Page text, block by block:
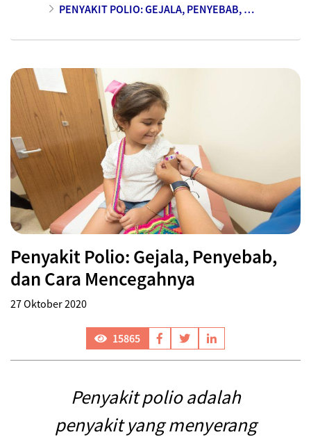
PENYAKIT POLIO: GEJALA, PENYEBAB, DAN CARA MENCEGAHNYA
Penyakit Polio: Gejala, Penyebab,
dan Cara Mencegahnya
27 Oktober 2020
15865
Penyakit polio adalah
penyakit yang menyerang